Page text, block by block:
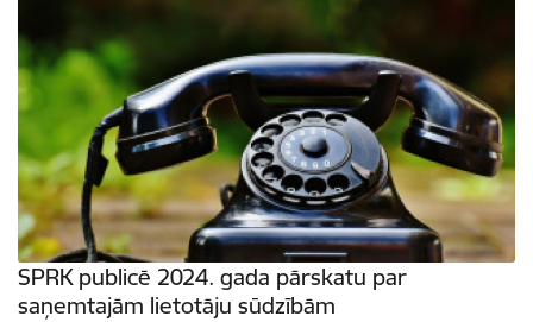
SPRK publicē 2024. gada pārskatu par
saņemtajām lietotāju sūdzībām